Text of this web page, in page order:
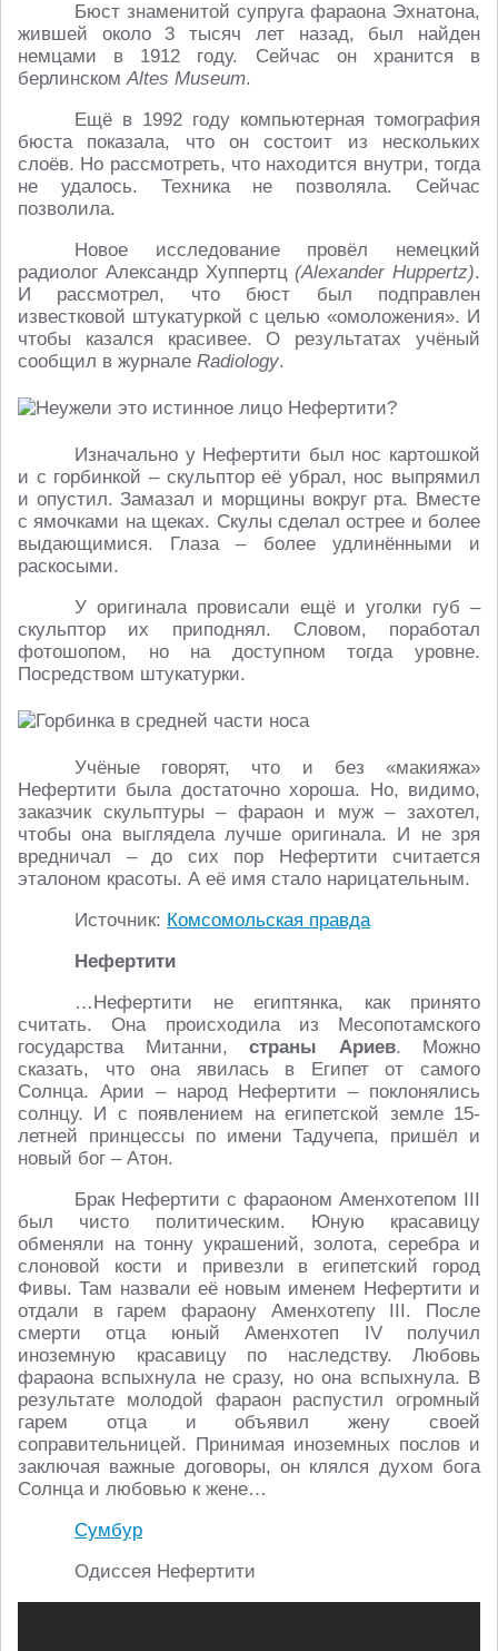
Бюст знаменитой супруга фараона Эхнатона,
жившей около 3 тысяч лет назад, был найден
немцами в 1912 году. Сейчас он хранится в
берлинскомAltes Museum.
Ещё в 1992 году компьютерная томография
бюста показала, что он состоит из нескольких
слоёв. Но рассмотреть, что находится внутри, тогда
не удалось. Техника не позволяла. Сейчас
позволила.
Новое исследование провёл немецкий
радиолог Александр Хуппертц(Alexander Huppertz).
И рассмотрел, что бюст был подправлен
известковой штукатуркой с целью «омоложения». И
чтобы казался красивее. О результатах учёный
сообщил в журнале Radiology.
Изначально у Нефертити был нос картошкой
и с горбинкой – скульптор её убрал, нос выпрямил
и опустил. Замазал и морщины вокруг рта. Вместе
с ямочками на щеках. Скулы сделал острее и более
выдающимися. Глаза – более удлинёнными и
раскосыми.
У оригинала провисали ещё и уголки губ –
скульптор их приподнял. Словом, поработал
фотошопом, но на доступном тогда уровне.
Посредством штукатурки.
Учёные говорят, что и без «макияжа»
Нефертити была достаточно хороша. Но, видимо,
заказчик скульптуры – фараон и муж – захотел,
чтобы она выглядела лучше оригинала. И не зря
вредничал – до сих пор Нефертити считается
эталоном красоты. А её имя стало нарицательным.
Источник: Комсомольская правда
Нефертити
…Нефертити не египтянка, как принято
считать. Она происходила из Месопотамского
государства Митанни, страны Ариев. Можно
сказать, что она явилась в Египет от самого
Солнца. Арии – народ Нефертити – поклонялись
солнцу. И с появлением на египетской земле 15-
летней принцессы по имени Тадучепа, пришёл и
новый бог – Атон.
Брак Нефертити с фараоном Аменхотепом III
был чисто политическим. Юную красавицу
обменяли на тонну украшений, золота, серебра и
слоновой кости и привезли в египетский город
Фивы. Там назвали её новым именем Нефертити и
отдали в гарем фараону Аменхотепу III. После
смерти отца юный Аменхотеп IV получил
иноземную красавицу по наследству. Любовь
фараона вспыхнула не сразу, но она вспыхнула. В
результате молодой фараон распустил огромный
гарем отца и объявил жену своей
соправительницей. Принимая иноземных послов и
заключая важные договоры, он клялся духом бога
Солнца и любовью к жене…
Сумбур
Одиссея Нефертити